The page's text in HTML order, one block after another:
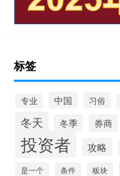
标签
专业 中国 习俗
冬天
冬季 券商
投资者 攻略
是一个 条件 板块